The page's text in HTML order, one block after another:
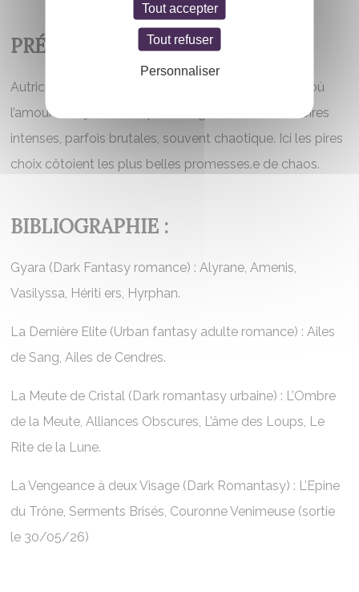
PRÉSENTATION
Autrice de Dark Romantasy où la morale vacille et où
l’amour n’est jamais simple. Plongez dans des histoires
intenses, parfois brutales, souvent chaotique. Ici les pires
choix côtoient les plus belles promesses.e de chaos.
BIBLIOGRAPHIE :
Gyara (Dark Fantasy romance) : Alyrane, Amenis,
Vasilyssa, Hériti ers, Hyrphan.
La Dernière Elite (Urban fantasy adulte romance) : Ailes
de Sang, Ailes de Cendres.
La Meute de Cristal (Dark romantasy urbaine) : L’Ombre
de la Meute, Alliances Obscures, L’âme des Loups, Le
Rite de la Lune.
La Vengeance à deux Visage (Dark Romantasy) : L’Epine
du Trône, Serments Brisés, Couronne Venimeuse (sortie
le 30/05/26)
Tout accepter
Tout refuser
Personnaliser